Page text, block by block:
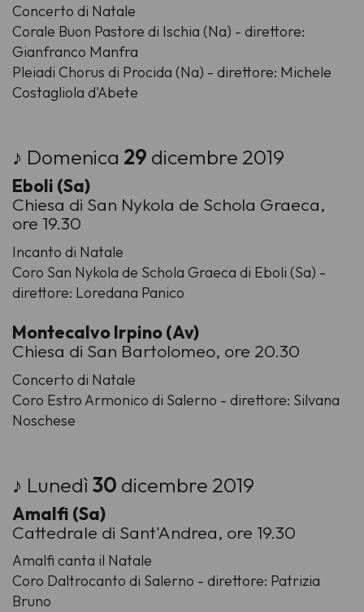
Concerto di Natale
Corale Buon Pastore di Ischia (Na) - direttore:
Gianfranco Manfra
Pleiadi Chorus di Procida (Na) - direttore: Michele
Costagliola d'Abete
♪ Domenica 29 dicembre 2019
Eboli (Sa)
Chiesa di San Nykola de Schola Graeca,
ore 19.30
Incanto di Natale
Coro San Nykola de Schola Graeca di Eboli (Sa) -
direttore: Loredana Panico
Montecalvo Irpino (Av)
Chiesa di San Bartolomeo, ore 20.30
Concerto di Natale
Coro Estro Armonico di Salerno - direttore: Silvana
Noschese
♪ Lunedì30 dicembre 2019
Amalfi (Sa)
Cattedrale di Sant'Andrea, ore 19.30
Amalfi canta il Natale
Coro Daltrocanto di Salerno - direttore: Patrizia
Bruno